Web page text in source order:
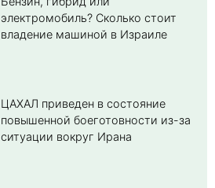
электромобиль? Cколько стоит
владение машиной в Израиле
ЦАХАЛ приведен в состояние
повышенной боеготовности из-за
ситуации вокруг Ирана